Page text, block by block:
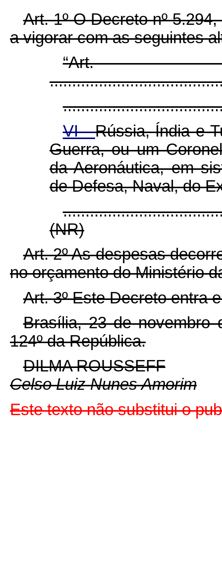
Art. 1º O Decreto nº
a vigorar com as seguintes
VI -Rússia, Índia e
Guerra, ou um
da Aeronáutica, em
de Defesa, Naval, do
(NR)
Art. 2º As despesas
no orçamento do Ministério
Art. 3º Este Decreto entra
Brasília, 23 de novembro
124º da República.
DILMA ROUSSEFF
Celso Luiz Nunes Amorim
Este texto não substitui o